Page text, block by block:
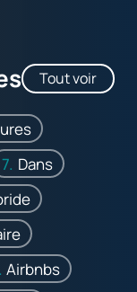
Tout voir
Dans
Airbnbs